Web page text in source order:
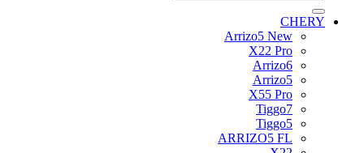
CHERY
Arrizo5 New
X22 Pro
Arrizo6
Arrizo5
X55 Pro
Tiggo7
Tiggo5
ARRIZO5 FL